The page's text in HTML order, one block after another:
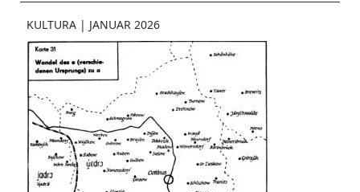
KULTURA | JANUAR 2026